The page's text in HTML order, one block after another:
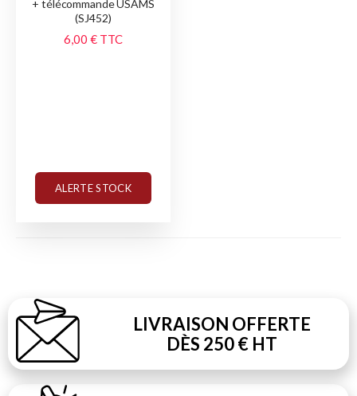
+ télécommande USAMS
(SJ452)
6,00 € TTC
ALERTE STOCK
LIVRAISON OFFERTE
DÈS 250 € HT